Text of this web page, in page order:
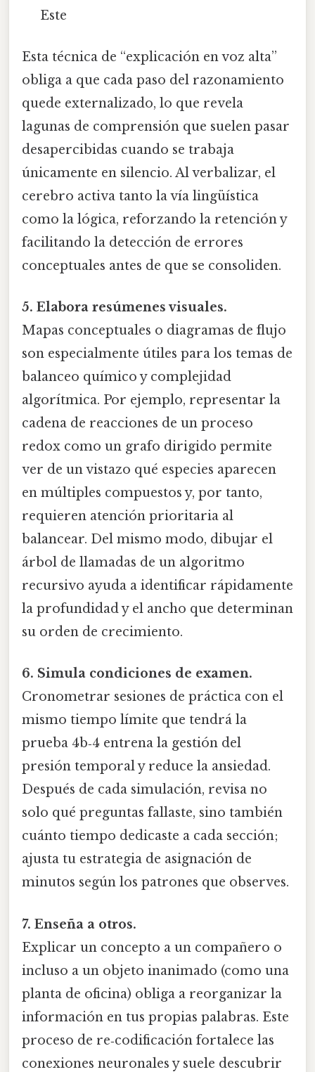
Este
Esta técnica de “explicación en voz alta”
obliga a que cada paso del razonamiento
quede externalizado, lo que revela
lagunas de comprensión que suelen pasar
desapercibidas cuando se trabaja
únicamente en silencio. Al verbalizar, el
cerebro activa tanto la vía lingüística
como la lógica, reforzando la retención y
facilitando la detección de errores
conceptuales antes de que se consoliden.
5. Elabora resúmenes visuales.
Mapas conceptuales o diagramas de flujo
son especialmente útiles para los temas de
balanceo químico y complejidad
algorítmica. Por ejemplo, representar la
cadena de reacciones de un proceso
redox como un grafo dirigido permite
ver de un vistazo qué especies aparecen
en múltiples compuestos y, por tanto,
requieren atención prioritaria al
balancear. Del mismo modo, dibujar el
árbol de llamadas de un algoritmo
recursivo ayuda a identificar rápidamente
la profundidad y el ancho que determinan
su orden de crecimiento.
6. Simula condiciones de examen.
Cronometrar sesiones de práctica con el
mismo tiempo límite que tendrá la
prueba 4b‑4 entrena la gestión del
presión temporal y reduce la ansiedad.
Después de cada simulación, revisa no
solo qué preguntas fallaste, sino también
cuánto tiempo dedicaste a cada sección;
ajusta tu estrategia de asignación de
minutos según los patrones que observes.
7. Enseña a otros.
Explicar un concepto a un compañero o
incluso a un objeto inanimado (como una
planta de oficina) obliga a reorganizar la
información en tus propias palabras. Este
proceso de re‑codificación fortalece las
conexiones neuronales y suele descubrir